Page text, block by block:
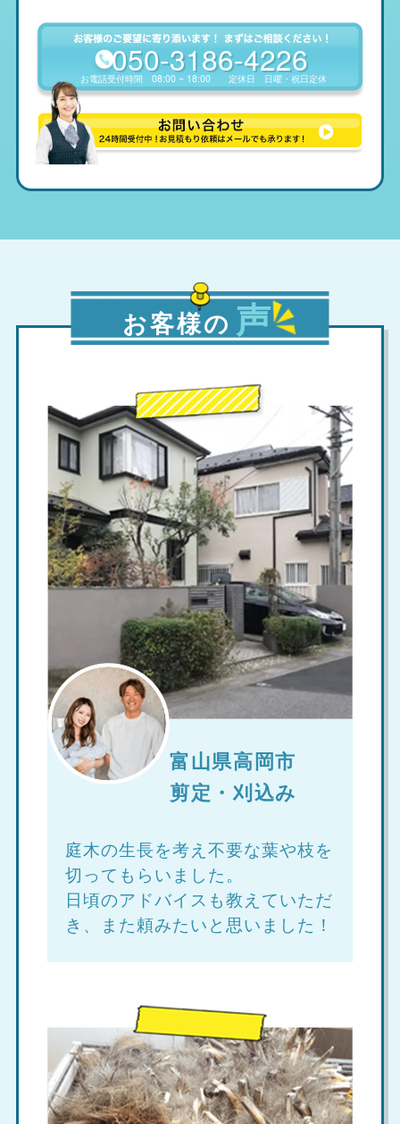
050-3186-4226
お電話受付時間08:00 ~ 18:00 定休日 日曜・祝日定休
お客様の 声
富山県高岡市
剪定・刈込み
庭木の生長を考え不要な葉や枝を
切ってもらいました。
日頃のアドバイスも教えていただ
き、また頼みたいと思いました！